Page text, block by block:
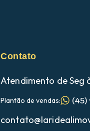
Contato
Atendimento de Seg
Plantão de vendas: (45)